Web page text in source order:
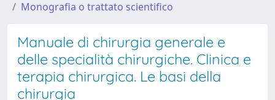
Monografia o trattato scientifico
Manuale di chirurgia generale e
delle specialità chirurgiche. Clinica e
terapia chirurgica. Le basi della
chirurgia